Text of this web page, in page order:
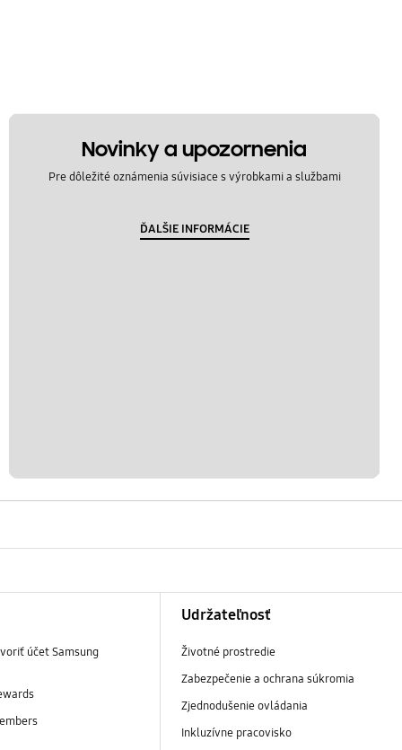
Novinky a upozornenia
Pre dôležité oznámenia súvisiace s výrobkami a službami
ĎALŠIE INFORMÁCIE
účet Samsung
Udržateľnosť
Životné prostredie
Zabezpečenie a ochrana súkromia
Zjednodušenie ovládania
Inkluzívne pracovisko